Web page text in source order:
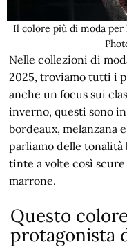
Il colore più di moda per
Nelle collezioni di
2025, troviamo tutti i
anche un focus sui
inverno, questi sono
bordeaux, melanzana
parliamo delle tonalità
tinte a volte così
marrone.
Questo
protagonista